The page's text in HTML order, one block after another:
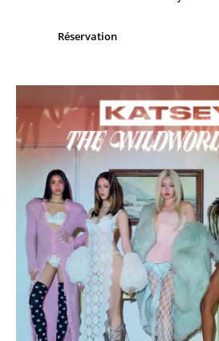
Réservation